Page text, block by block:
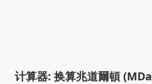
计算器: 换算兆道爾頓